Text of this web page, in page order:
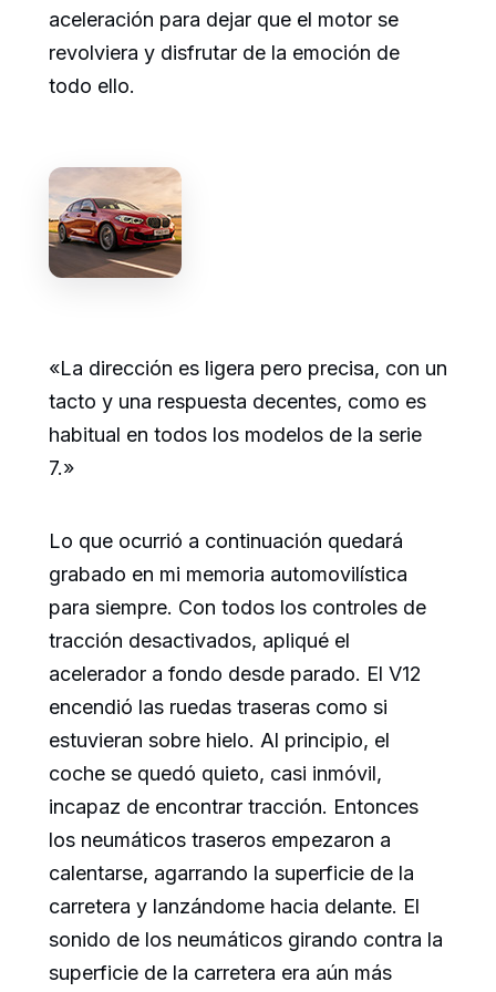
aceleración para dejar que el motor se
revolviera y disfrutar de la emoción de
todo ello.
«La dirección es ligera pero precisa, con un
tacto y una respuesta decentes, como es
habitual en todos los modelos de la serie
7.»
Lo que ocurrió a continuación quedará
grabado en mi memoria automovilística
para siempre. Con todos los controles de
tracción desactivados, apliqué el
acelerador a fondo desde parado. El V12
encendió las ruedas traseras como si
estuvieran sobre hielo. Al principio, el
coche se quedó quieto, casi inmóvil,
incapaz de encontrar tracción. Entonces
los neumáticos traseros empezaron a
calentarse, agarrando la superficie de la
carretera y lanzándome hacia delante. El
sonido de los neumáticos girando contra la
superficie de la carretera era aún más